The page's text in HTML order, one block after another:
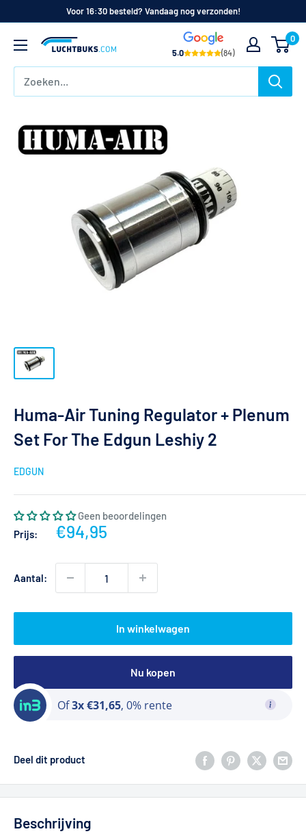
inhoud
Voor 16:30 besteld? Vandaag nog verzonden!
Luchtbuks.com
5.0 (84)
0
Huma-Air Tuning Regulator + Plenum
Set For The Edgun Leshiy 2
EDGUN
Geen beoordelingen
Prijs:
Actieprijs
€94,95
Aantal:
In winkelwagen
Nu kopen
Of3x €31,65, 0% rente
Deel dit product
Beschrijving